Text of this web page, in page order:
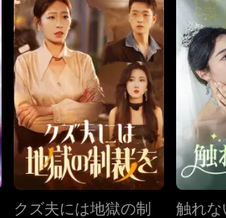
クズ夫には地獄の制
触れな